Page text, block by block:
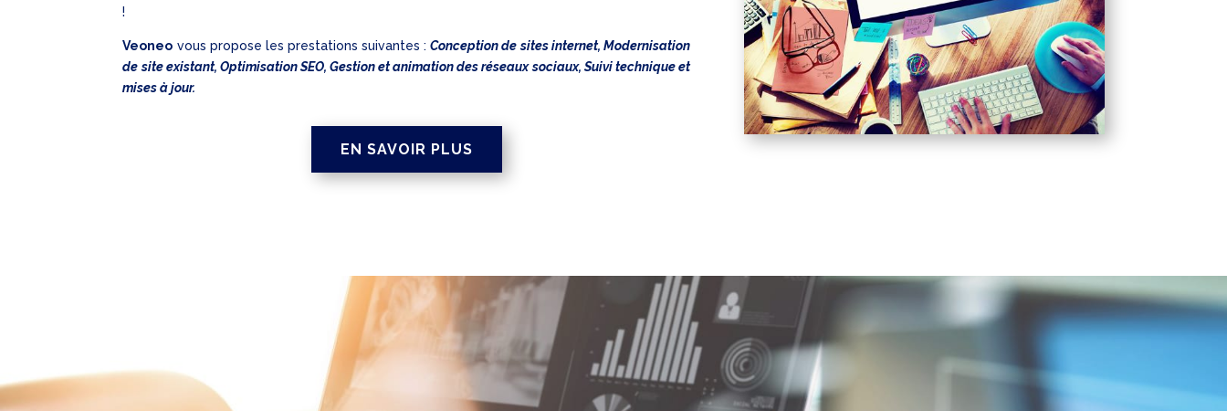
!
Veoneo vous propose les prestations suivantes :Conception de sites internet, Modernisation
de site existant, Optimisation SEO, Gestion et animation des réseaux sociaux, Suivi technique et
mises à jour.
EN SAVOIR PLUS